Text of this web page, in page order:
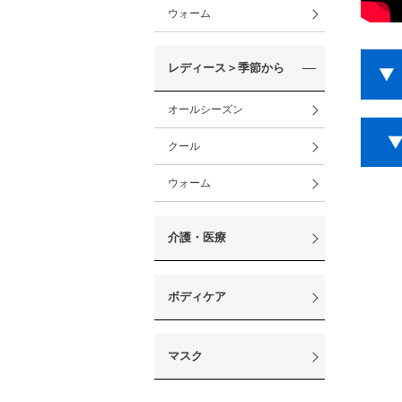
ウォーム
レディース＞季節から
オールシーズン
クール
ウォーム
介護・医療
ボディケア
マスク